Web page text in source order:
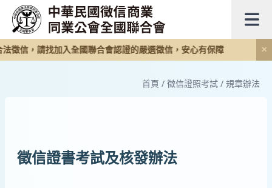
徵信，請找加入全國聯合會認證的嚴選徵信，安心有保障 ✕
首頁 / 徵信證照考試 / 規章辦法
徵信證書考試及核發辦法